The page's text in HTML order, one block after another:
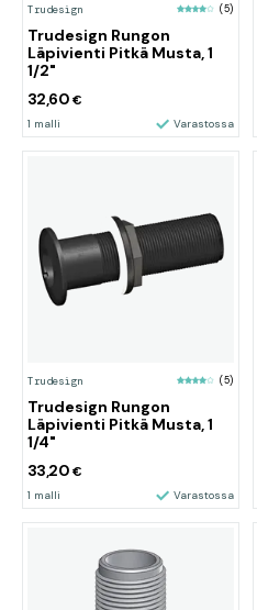
Trudesign (5)
Trudesign Rungon
Läpivienti Pitkä Musta, 1
1/2"
32,60 €
1 malli Varastossa
Trudesign (5)
Trudesign Rungon
Läpivienti Pitkä Musta, 1
1/4"
33,20 €
1 malli Varastossa